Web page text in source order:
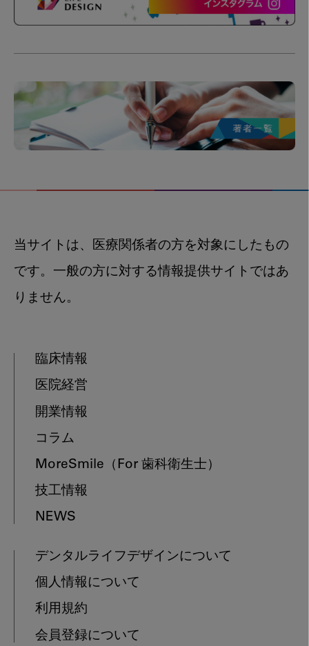
当サイトは、医療関係者の方を対象にしたもの
です。一般の方に対する情報提供サイトではあ
りません。
臨床情報
医院経営
開業情報
コラム
MoreSmile （For 歯科衛生士）
技工情報
NEWS
デンタルライフデザインについて
個人情報について
利用規約
会員登録について